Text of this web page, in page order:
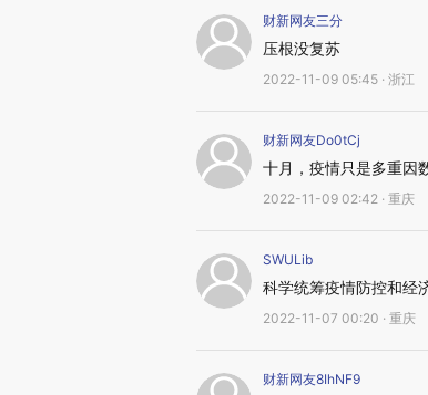
财新网友三分
压根没复苏
2022-11-09 05:45 · 浙江
财新网友Do0tCj
十月，疫情只是多重因
2022-11-09 02:42 · 重庆
SWULib
科学统筹疫情防控和经
2022-11-07 00:20 · 重庆
财新网友8IhNF9